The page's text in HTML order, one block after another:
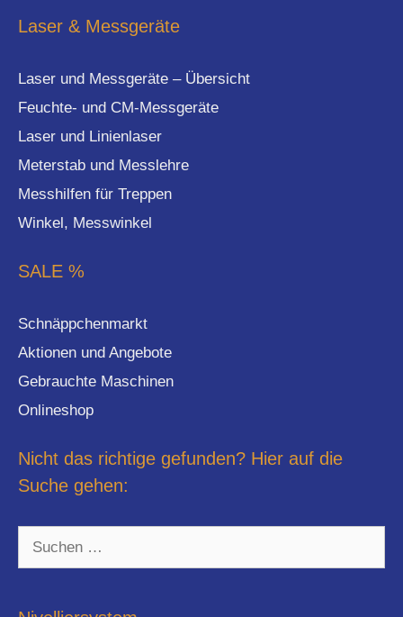
Laser & Messgeräte
Laser und Messgeräte – Übersicht
Feuchte- und CM-Messgeräte
Laser und Linienlaser
Meterstab und Messlehre
Messhilfen für Treppen
Winkel, Messwinkel
SALE %
Schnäppchenmarkt
Aktionen und Angebote
Gebrauchte Maschinen
Onlineshop
Nicht das richtige gefunden? Hier auf die
Suche gehen: